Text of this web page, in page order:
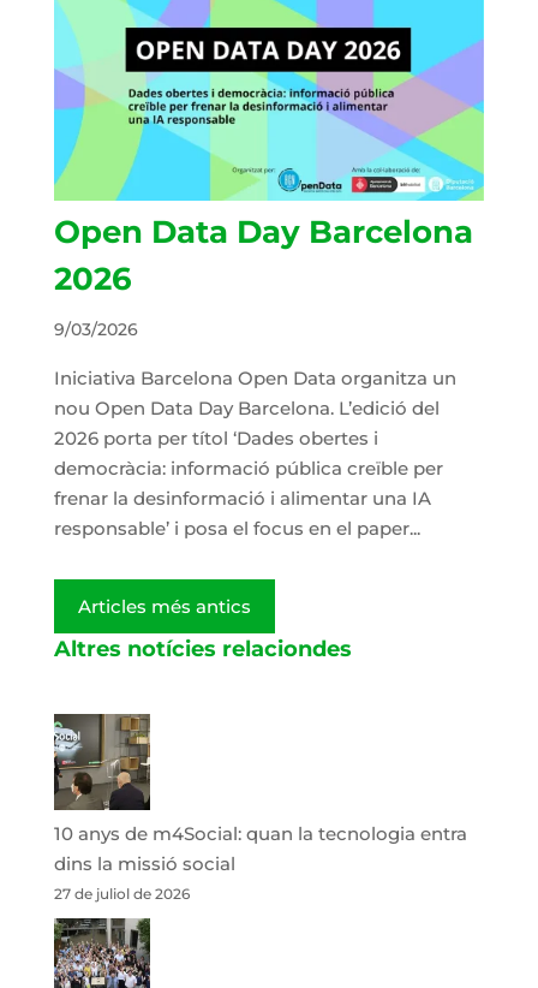
Open Data Day Barcelona
2026
9/03/2026
Iniciativa Barcelona Open Data organitza un
nou Open Data Day Barcelona. L’edició del
2026 porta per títol ‘Dades obertes i
democràcia: informació pública creïble per
frenar la desinformació i alimentar una IA
responsable’ i posa el focus en el paper...
Articles més antics
Altres notícies relaciondes
10 anys de m4Social: quan la tecnologia entra
dins la missió social
27 de juliol de 2026